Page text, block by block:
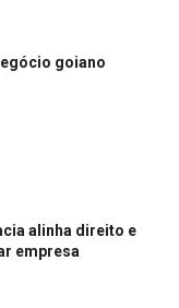
goiano
alinha direito e
empresa